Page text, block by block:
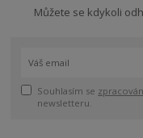
Můžete se kdykoli
Souhlasím se
newsletteru.